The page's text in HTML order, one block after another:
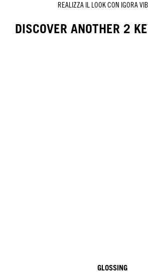
REALIZZA IL LOOK CON IGORA
DISCOVER ANOTHER 2
GLOSSING